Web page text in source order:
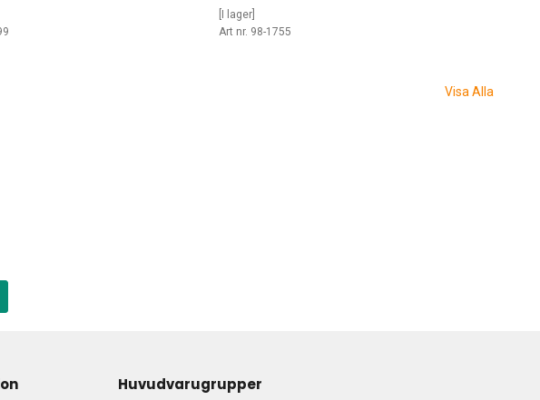
[I lager]
Art nr. 98-1755
Visa Alla
Huvudvarugrupper